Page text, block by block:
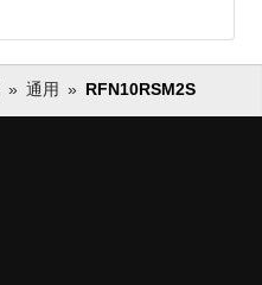
通用 RFN10RSM2S